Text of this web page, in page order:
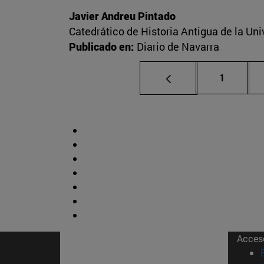
Javier Andreu Pintado
Catedrático de Historia Antigua de la
Publicado en: Diario de Navarra
Página
1